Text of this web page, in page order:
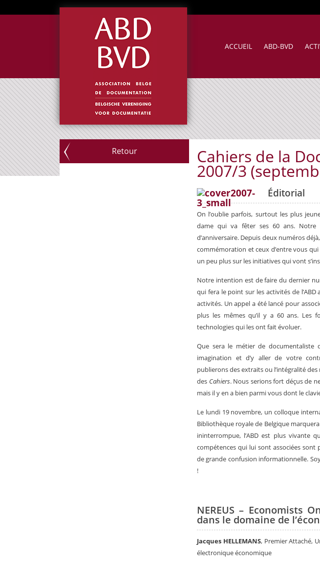
ACCUEIL ABD-BVD
Retour Cahiers de la
2007/3
Éditorial
On l’oublie parfois, surtout les plus
dame qui va fêter ses 60 ans.
d’anniversaire. Depuis deux numéros
commémoration et ceux d’entre vous
un peu plus sur les initiatives qui vont
Notre intention est de faire du dernier
qui fera le point sur les activités de
activités. Un appel a été lancé pour
plus les mêmes qu’il y a 60 ans. Les
technologies qui les ont fait évoluer.
Que sera le métier de
imagination et d’y aller de votre
publierons des extraits ou l’intégralité
des Cahiers. Nous serions fort déçus de
mais il y en a bien parmi vous dont le
Le lundi 19 novembre, un colloque
Biblio­thèque royale de Belgique
ininter­rompue, l’ABD est plus vivante
compétences qui lui sont associées sont
de grande confu­sion informationnelle.
!
NEREUS – Economists
dans le domaine de
Jacques HELLEMANS, Premier Attaché,
électronique économique